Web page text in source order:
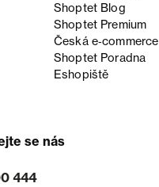
Shoptet Blog
Shoptet Premium
Česká e‑commerce
Shoptet Poradna
Eshopiště
se nás
444